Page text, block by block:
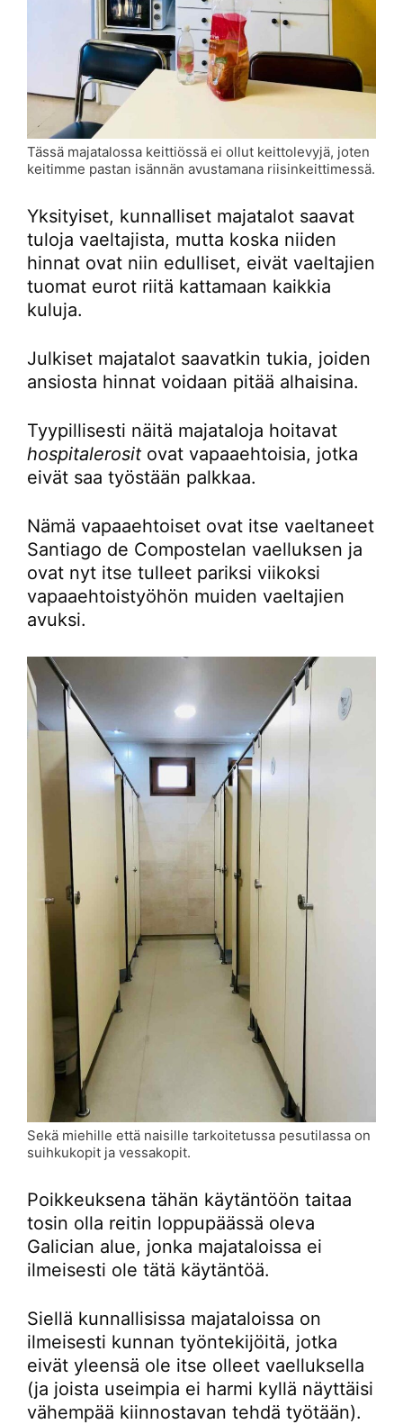
Tässä majatalossa keittiössä ei ollut keittolevyjä, joten
keitimme pastan isännän avustamana riisinkeittimessä.
Yksityiset, kunnalliset majatalot saavat
tuloja vaeltajista, mutta koska niiden
hinnat ovat niin edulliset, eivät vaeltajien
tuomat eurot riitä kattamaan kaikkia
kuluja.
Julkiset majatalot saavatkin tukia, joiden
ansiosta hinnat voidaan pitää alhaisina.
Tyypillisesti näitä majataloja hoitavat
hospitalerosit ovat vapaaehtoisia, jotka
eivät saa työstään palkkaa.
Nämä vapaaehtoiset ovat itse vaeltaneet
Santiago de Compostelan vaelluksen ja
ovat nyt itse tulleet pariksi viikoksi
vapaaehtoistyöhön muiden vaeltajien
avuksi.
Sekä miehille että naisille tarkoitetussa pesutilassa on
suihkukopit ja vessakopit.
Poikkeuksena tähän käytäntöön taitaa
tosin olla reitin loppupäässä oleva
Galician alue, jonka majataloissa ei
ilmeisesti ole tätä käytäntöä.
Siellä kunnallisissa majataloissa on
ilmeisesti kunnan työntekijöitä, jotka
eivät yleensä ole itse olleet vaelluksella
(ja joista useimpia ei harmi kyllä näyttäisi
vähempää kiinnostavan tehdä työtään).